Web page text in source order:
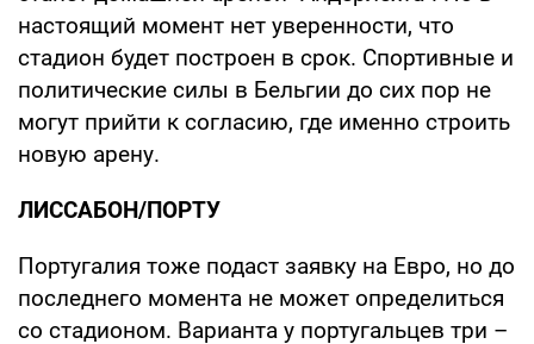
настоящий момент нет уверенности, что
стадион будет построен в срок. Спортивные и
политические силы в Бельгии до сих пор не
могут прийти к согласию, где именно строить
новую арену.
ЛИССАБОН/ПОРТУ
Португалия тоже подаст заявку на Евро, но до
последнего момента не может определиться
со стадионом. Варианта у португальцев три –